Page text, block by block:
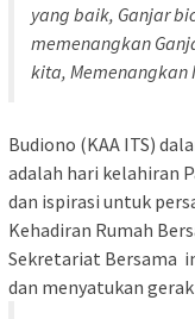
yang baik, Ganjar
memenangkan
kita, Memenangkan
Budiono (KAA ITS)
adalah hari kelahiran
dan ispirasi untuk
Kehadiran Rumah
Sekretariat Bersama
dan menyatukan